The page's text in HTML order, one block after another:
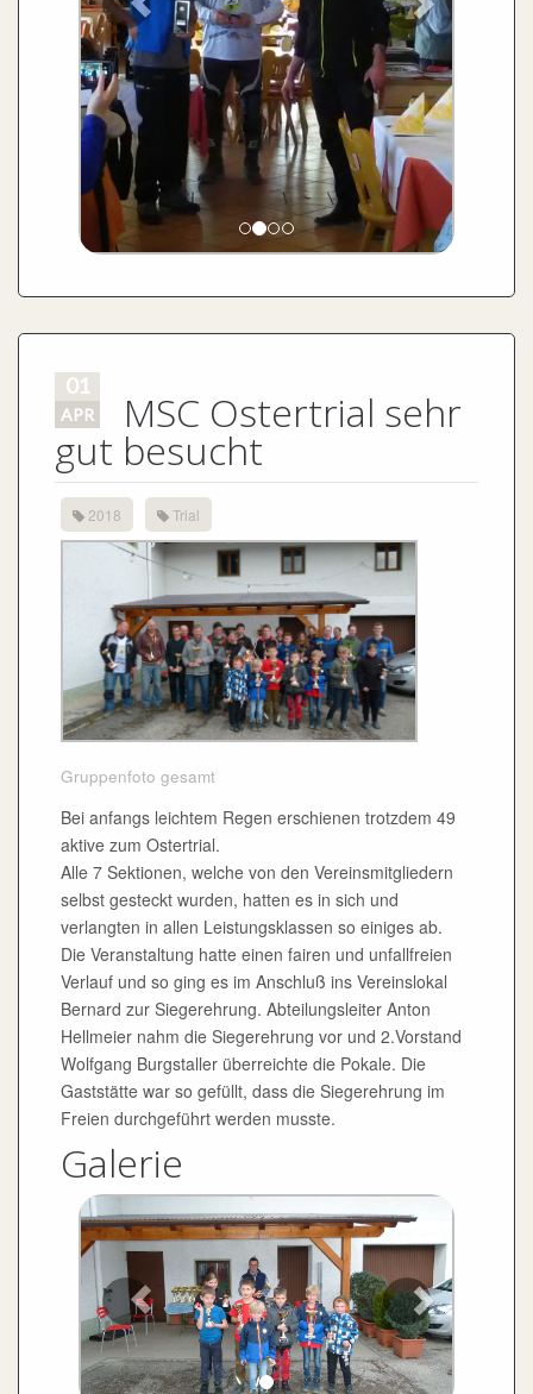
01
APR MSC Ostertrial sehr
gut besucht
2018 Trial
Gruppenfoto gesamt
Bei anfangs leichtem Regen erschienen trotzdem 49
aktive zum Ostertrial.
Alle 7 Sektionen, welche von den Vereinsmitgliedern
selbst gesteckt wurden, hatten es in sich und
verlangten in allen Leistungsklassen so einiges ab.
Die Veranstaltung hatte einen fairen und unfallfreien
Verlauf und so ging es im Anschluß ins Vereinslokal
Bernard zur Siegerehrung. Abteilungsleiter Anton
Hellmeier nahm die Siegerehrung vor und 2.Vorstand
Wolfgang Burgstaller überreichte die Pokale. Die
Gaststätte war so gefüllt, dass die Siegerehrung im
Freien durchgeführt werden musste.
Galerie